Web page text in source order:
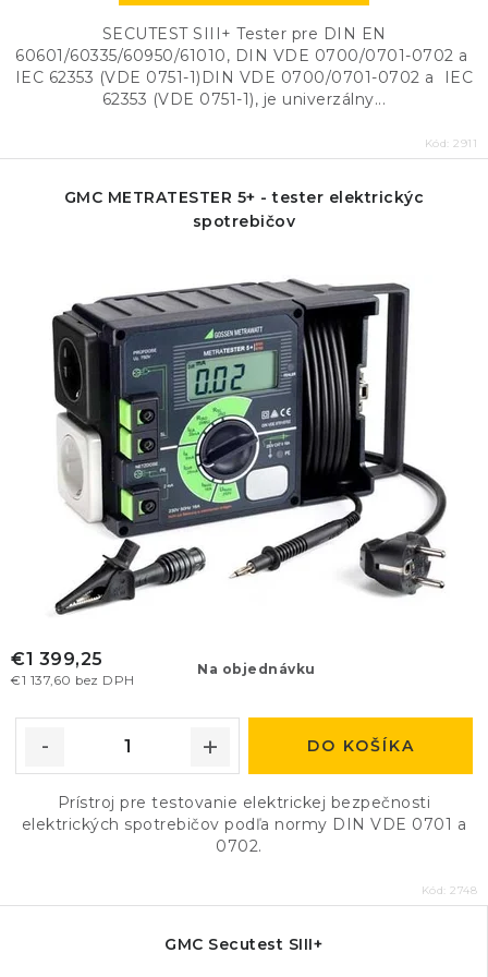
SECUTEST SIII+ Tester pre DIN EN
60601/60335/60950/61010, DIN VDE 0700/0701-0702 a
IEC 62353 (VDE 0751-1)DIN VDE 0700/0701-0702 a IEC
62353 (VDE 0751-1), je univerzálny...
Kód: 2911
GMC METRATESTER 5+ - tester elektrickýc
spotrebičov
Na objednávku
€1 137,60 bez DPH
€1 399,25
DO KOŠÍKA
Prístroj pre testovanie elektrickej bezpečnosti
elektrických spotrebičov podľa normy DIN VDE 0701 a
0702.
Kód: 2748
GMC Secutest SIII+